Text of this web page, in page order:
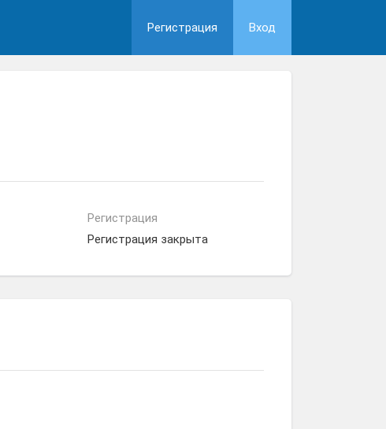
Регистрация Вход
Регистрация
Регистрация закрыта